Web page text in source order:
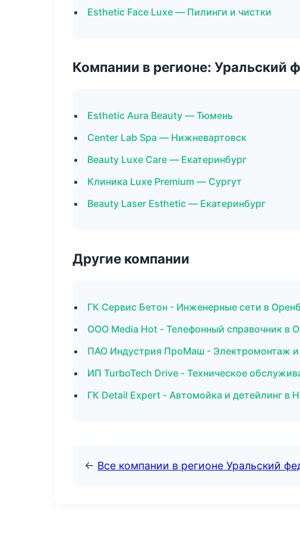
Esthetic Face Luxe — Пилинги и чистки
Компании в регионе: Уральский
Esthetic Aura Beauty — Тюмень
Center Lab Spa — Нижневартовск
Beauty Luxe Care — Екатеринбург
Клиника Luxe Premium — Сургут
Beauty Laser Esthetic — Екатеринбург
Другие компании
ГК Сервис Бетон - Инженерные сети в
ООО Media Hot - Телефонный справочник в
ПАО Индустрия ПроМаш - Электромонтаж и
ИП TurboTech Drive - Техническое
ГК Detail Expert - Автомойка и детейлинг в
← Все компании в регионе Уральский